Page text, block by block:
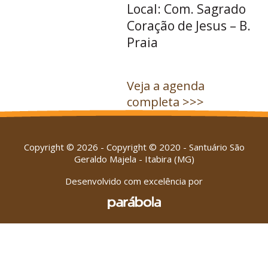
Local: Com. Sagrado
Coração de Jesus – B.
Praia
Veja a agenda
completa >>>
Copyright © 2026 - Copyright © 2020 - Santuário São
Geraldo Majela - Itabira (MG)
Desenvolvido com excelência por